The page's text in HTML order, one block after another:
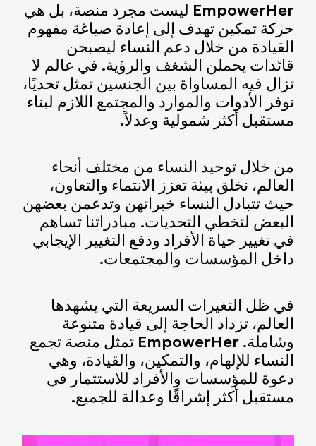
EmpowerHer ليست مجرد منصة، بل هي
حركة تمكين تهدف إلى إعادة صياغة مفهوم
القيادة من خلال دعم النساء ليصبحن
قائدات يحملن الشغف والرؤية. في عالم لا
تزال فيه المساواة بين الجنسين تمثل تحديًا،
نوفر الأدوات والموارد والمجتمع اللازم لبناء
مستقبل أكثر شمولية وعدلاً.
من خلال توحيد النساء من مختلف أنحاء
العالم، نخلق بيئة تعزز الانتماء والتعاون،
حيث تتبادل النساء خبراتهن وتدعمن بعضهن
البعض لتخطي التحديات. مبادراتنا تساهم
في تغيير حياة الأفراد ودفع التغيير الإيجابي
داخل المؤسسات والمجتمعات.
في ظل التغيرات السريعة التي يشهدها
العالم، تزداد الحاجة إلى قيادة متنوعة
وشاملة. EmpowerHer تمثل منصة تجمع
النساء للإلهام، والتمكين، والقيادة، وهي
دعوة للمؤسسات والأفراد للاستثمار في
مستقبل أكثر إشراقًا وعدالة للجميع.